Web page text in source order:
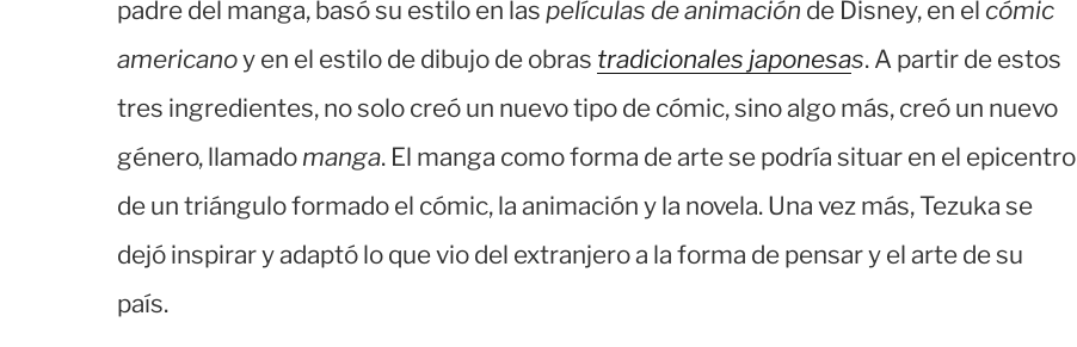
padre del manga, basó su estilo en las películas de animación de Disney, en el cómic
americanoy en el estilo de dibujo de obras tradicionales japonesas. A partir de estos
tres ingredientes, no solo creó un nuevo tipo de cómic, sino algo más, creó un nuevo
género, llamado manga. El manga como forma de arte se podría situar en el epicentro
de un triángulo formado el cómic, la animación y la novela. Una vez más, Tezuka se
dejó inspirar y adaptó lo que vio del extranjero a la forma de pensar y el arte de su
país.